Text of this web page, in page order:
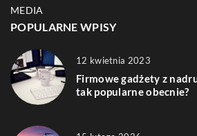
MEDIA
POPULARNE WPISY
12 kwietnia 2023
Firmowe gadżety z
tak popularne obecnie?